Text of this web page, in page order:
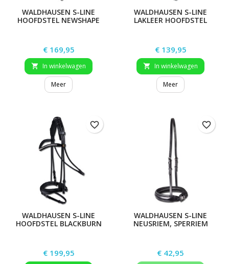
WALDHAUSEN S-LINE
HOOFDSTEL NEWSHAPE
Prijs
€ 169,95
 In winkelwagen
Meer
WALDHAUSEN S-LINE
LAKLEER HOOFDSTEL
Prijs
€ 139,95
 In winkelwagen
Meer
WALDHAUSEN S-LINE
HOOFDSTEL BLACKBURN
Prijs
€ 199,95
favorite_border
WALDHAUSEN S-LINE
NEUSRIEM, SPERRIEM
Prijs
€ 42,95
favorite_border